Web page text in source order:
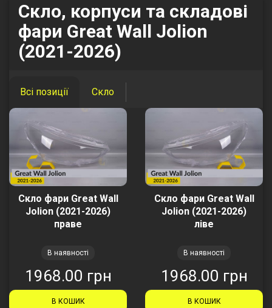
Скло, корпуси та складові
фари Great Wall Jolion
(2021-2026)
Всі позиції Скло
Скло фари Great Wall
Jolion (2021-2026)
праве
В наявності
1968.00 грн
В КОШИК
Скло фари Great Wall
Jolion (2021-2026)
ліве
В наявності
1968.00 грн
В КОШИК